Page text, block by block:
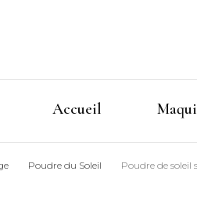
Accueil
Poudre du Soleil Poudre de soleil